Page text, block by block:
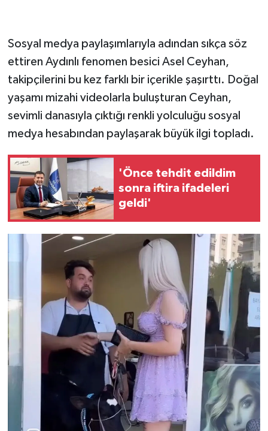
Sosyal medya paylaşımlarıyla adından sıkça söz
ettiren Aydınlı fenomen besici Asel Ceyhan,
takipçilerini bu kez farklı bir içerikle şaşırttı. Doğal
yaşamı mizahi videolarla buluşturan Ceyhan,
sevimli danasıyla çıktığı renkli yolculuğu sosyal
medya hesabından paylaşarak büyük ilgi topladı.
'Önce tehdit edildim
sonra iftira ifadeleri
geldi'